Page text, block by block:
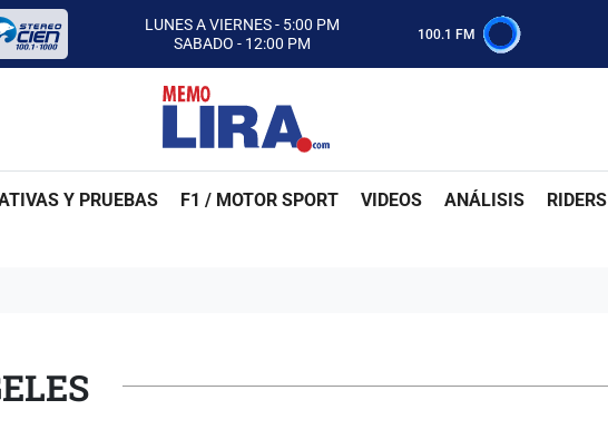
LUNES A VIERNES - 5:00 PM
SABADO - 12:00 PM
ESCUCHA AUTOS AL CIEN
CON MEMO LIRA Y SU EQUIPO
LUNES A VIERNES - 5:00 PM
SABADO - 12:00 PM
100.1 FM
Y PRUEBAS F1 / MOTOR SPORT VIDEOS ANÁLISIS RIDERS